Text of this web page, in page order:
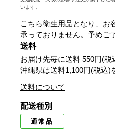
います。
こちら衛生用品となり、お
承っておりません。予めご
送料
お届け先毎に送料 550円(税
沖縄県は送料1,100円(税込)
送料について
配送種別
通常品